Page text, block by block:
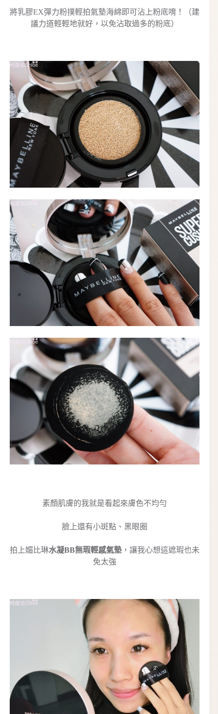
將乳膠EX彈力粉撲輕拍氣墊海綿即可沾上粉底唷！（建
議力道輕輕地就好，以免沾取過多的粉底）
素顏肌膚的我就是看起來膚色不均勻
臉上還有小斑點、黑眼圈
拍上媚比琳水凝BB無瑕輕感氣墊 ，讓我心想這遮瑕也未
免太強